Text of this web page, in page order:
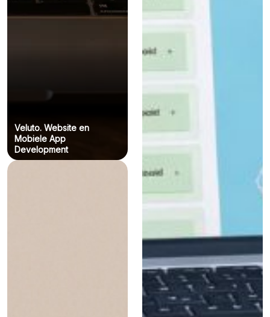
Veluto. Website en
Mobiele App
Development